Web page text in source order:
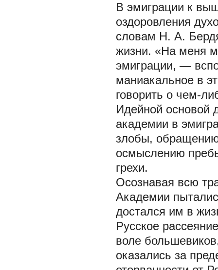
В эмиграции к
оздоровления
словам Н. А.
жизни. «На меня
эмиграции, —
маниакальное в
говорить о чем-
Идейной основой
академии в
злобы,
осмыслению
грехи.
Осознавая всю
Академии
достался им в
Русское
воле
оказались за